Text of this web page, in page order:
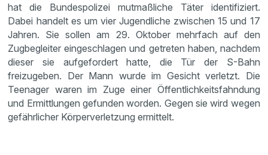
hat die Bundespolizei mutmaßliche Täter identifiziert.
Dabei handelt es um vier Jugendliche zwischen 15 und 17
Jahren. Sie sollen am 29. Oktober mehrfach auf den
Zugbegleiter eingeschlagen und getreten haben, nachdem
dieser sie aufgefordert hatte, die Tür der S-Bahn
freizugeben. Der Mann wurde im Gesicht verletzt. Die
Teenager waren im Zuge einer Öffentlichkeitsfahndung
und Ermittlungen gefunden worden. Gegen sie wird wegen
gefährlicher Körperverletzung ermittelt.